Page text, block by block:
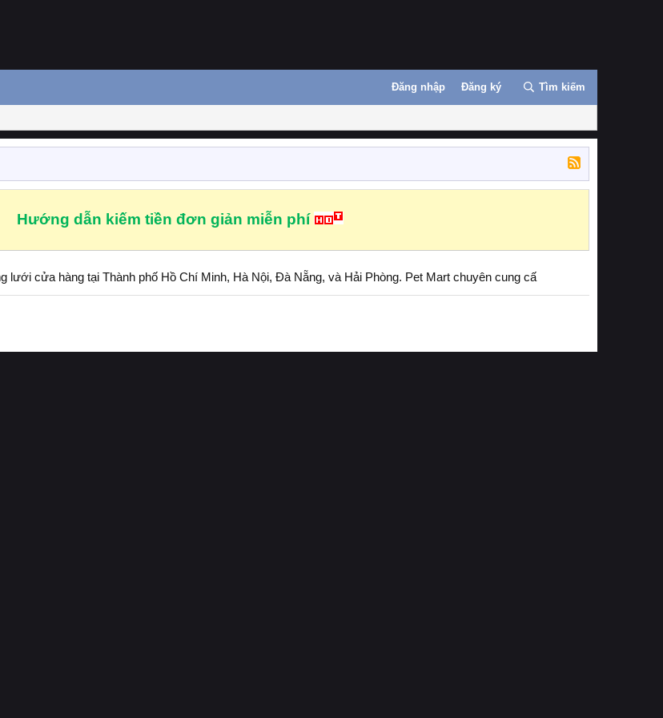
Đăng nhập Đăng ký Tìm kiếm
Hướng dẫn kiếm tiền đơn giản miễn phí
cửa hàng tại Thành phố Hồ Chí Minh, Hà Nội, Đà Nẵng, và Hải Phòng. Pet Mart chuyên cung cấ